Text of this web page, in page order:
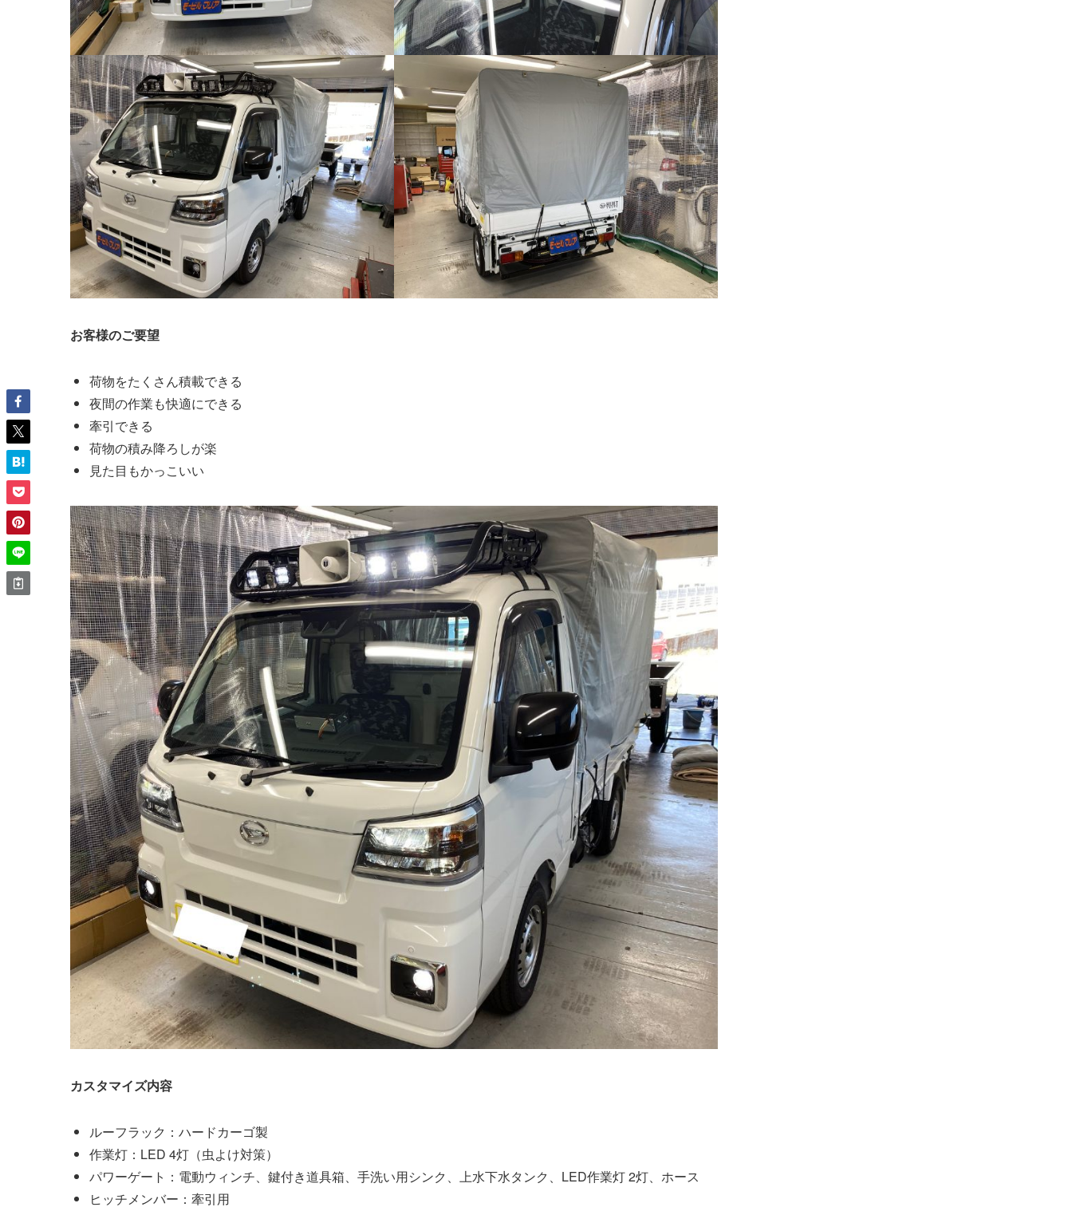
お客様のご要望
荷物をたくさん積載できる
夜間の作業も快適にできる
牽引できる
荷物の積み降ろしが楽
見た目もかっこいい
カスタマイズ内容
ルーフラック：ハードカーゴ製
作業灯：LED 4灯（虫よけ対策）
パワーゲート：電動ウィンチ、鍵付き道具箱、手洗い用シンク、上水下水タンク、LED作業灯 2灯、ホース
ヒッチメンバー：牽引用